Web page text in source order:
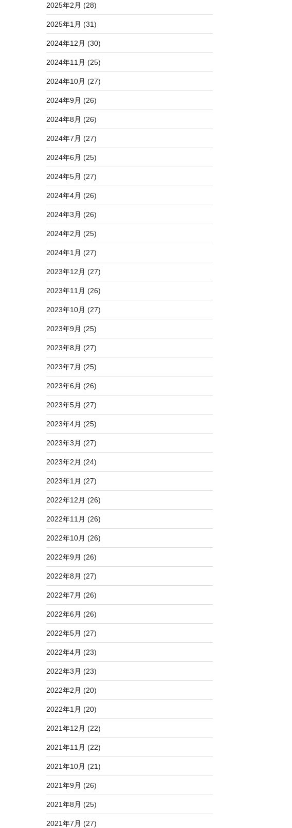
2025年2月 (28)
2025年1月 (31)
2024年12月 (30)
2024年11月 (25)
2024年10月 (27)
2024年9月 (26)
2024年8月 (26)
2024年7月 (27)
2024年6月 (25)
2024年5月 (27)
2024年4月 (26)
2024年3月 (26)
2024年2月 (25)
2024年1月 (27)
2023年12月 (27)
2023年11月 (26)
2023年10月 (27)
2023年9月 (25)
2023年8月 (27)
2023年7月 (25)
2023年6月 (26)
2023年5月 (27)
2023年4月 (25)
2023年3月 (27)
2023年2月 (24)
2023年1月 (27)
2022年12月 (26)
2022年11月 (26)
2022年10月 (26)
2022年9月 (26)
2022年8月 (27)
2022年7月 (26)
2022年6月 (26)
2022年5月 (27)
2022年4月 (23)
2022年3月 (23)
2022年2月 (20)
2022年1月 (20)
2021年12月 (22)
2021年11月 (22)
2021年10月 (21)
2021年9月 (26)
2021年8月 (25)
2021年7月 (27)